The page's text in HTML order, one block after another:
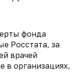
фонда
Росстата, за
врачей
в организациях,